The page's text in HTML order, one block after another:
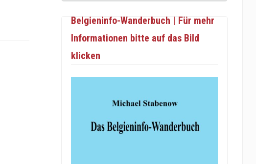
Belgieninfo-Wanderbuch | Für mehr
Informationen bitte auf das Bild
klicken